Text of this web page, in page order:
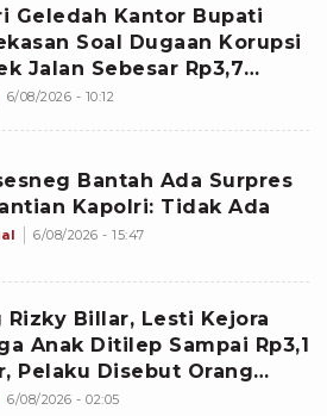
Geledah Kantor Bupati
Soal Dugaan Korupsi
Jalan Sebesar Rp3,7
6/08/2026 - 10:12
Bantah Ada Surpres
Kapolri: Tidak Ada
6/08/2026 - 15:47
Rizky Billar, Lesti Kejora
Anak Ditilep Sampai Rp3,1
Pelaku Disebut Orang
6/08/2026 - 02:05